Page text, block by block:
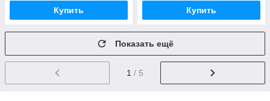
Купить Купить
Показать ещё
1 / 5